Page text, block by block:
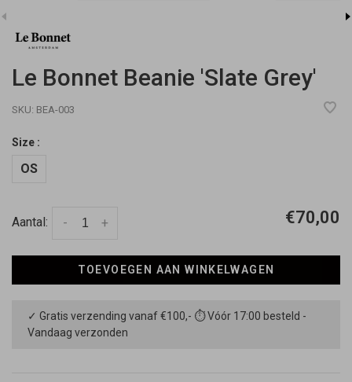
Le Bonnet Beanie 'Slate Grey'
SKU: BEA-003
Size :
OS
Aantal: +
- €70,00
TOEVOEGEN AAN WINKELWAGEN
✓ Gratis verzending vanaf €100,- ⏱ Vóór 17:00 besteld -
Vandaag verzonden